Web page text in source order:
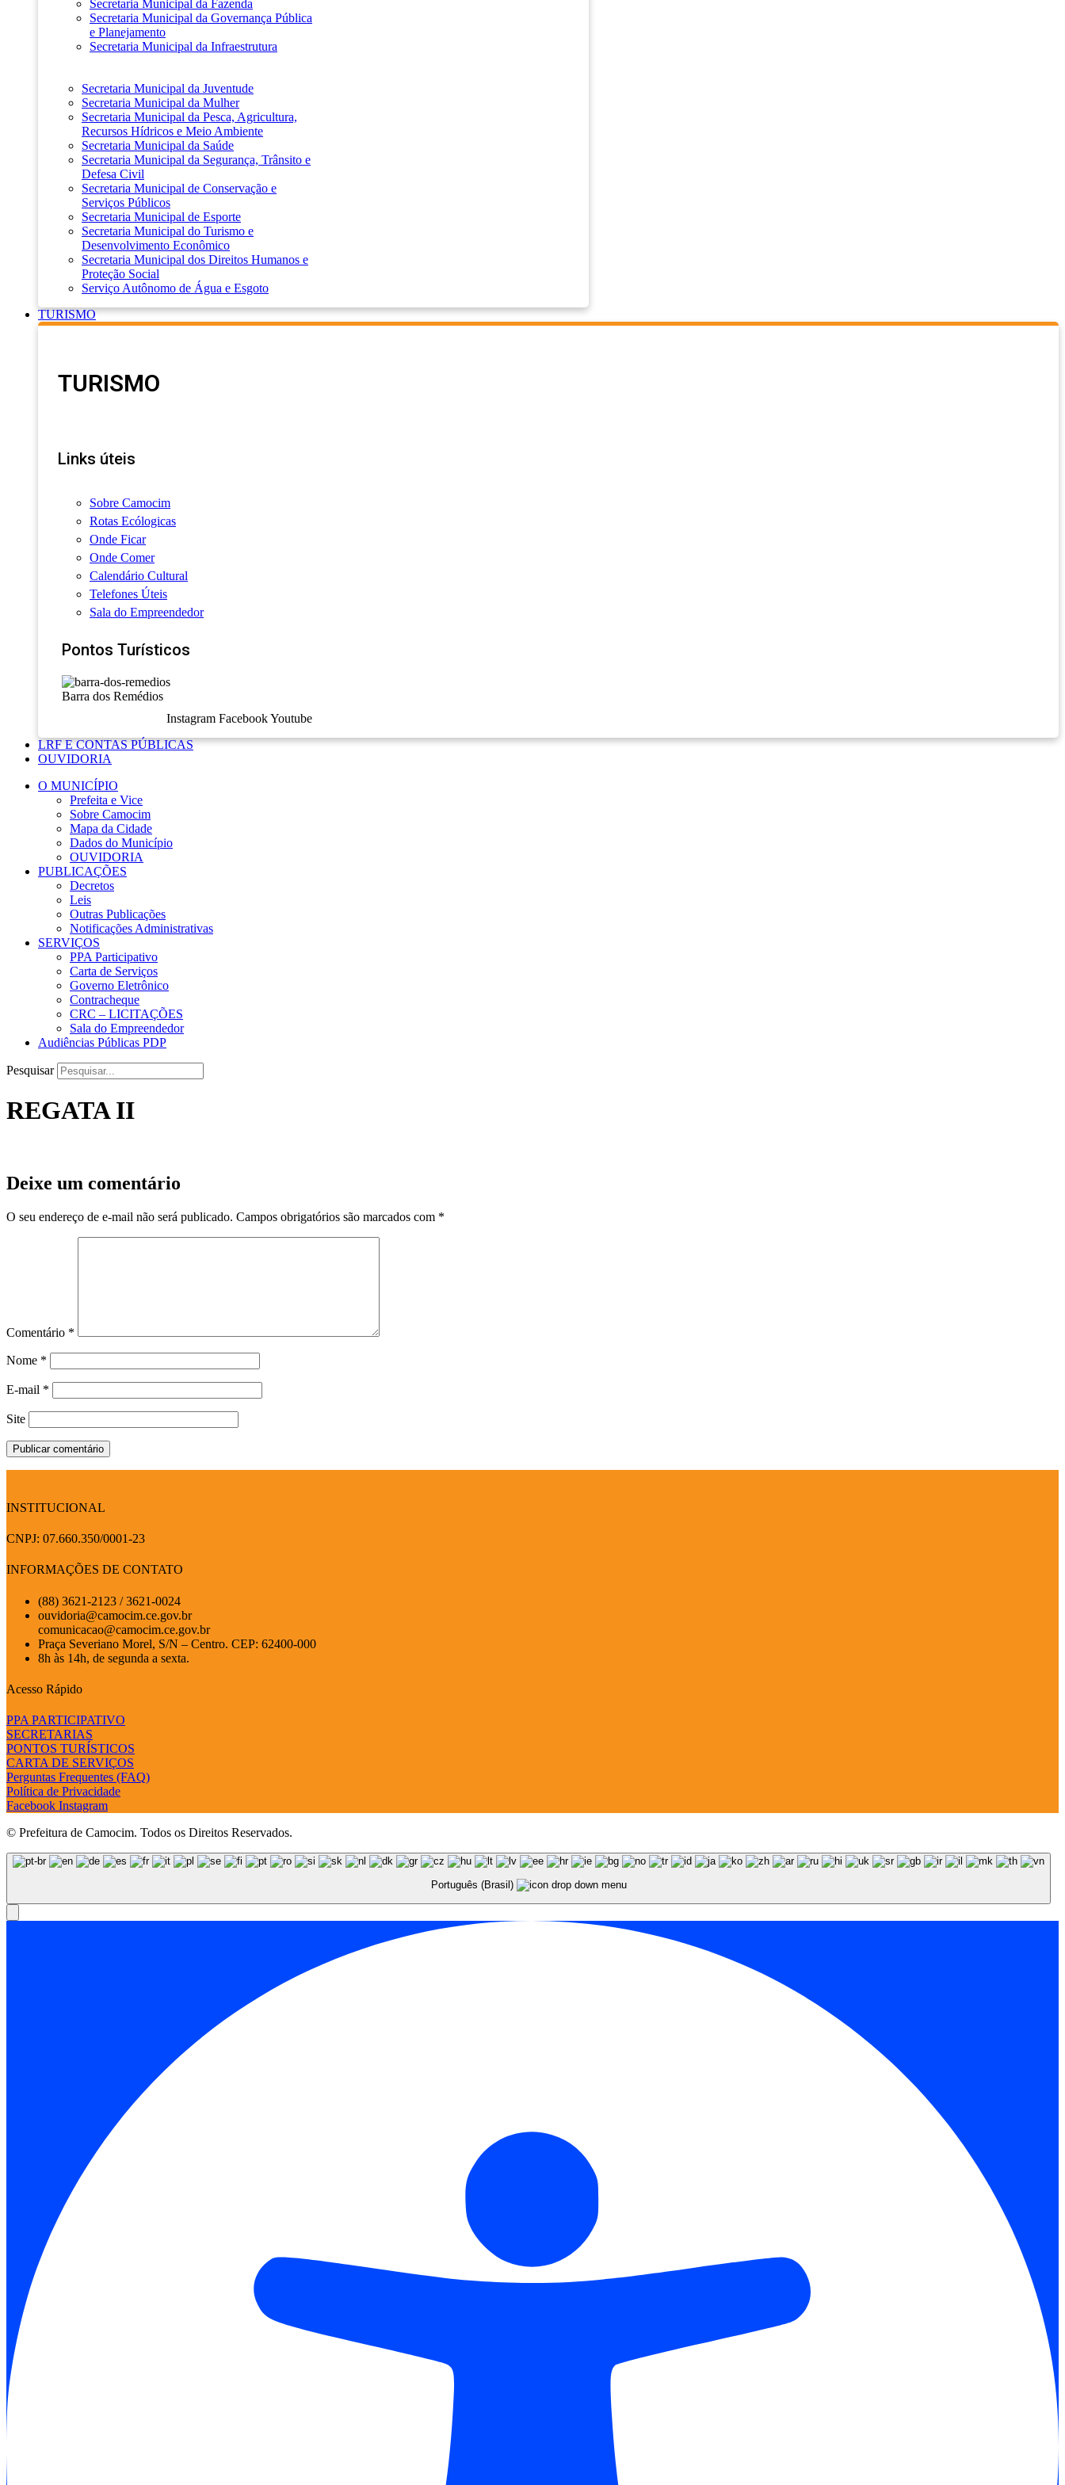
Secretaria Municipal da Fazenda
Secretaria Municipal da Governança Pública
e Planejamento
Secretaria Municipal da Infraestrutura
Secretaria Municipal da Juventude
Secretaria Municipal da Mulher
Secretaria Municipal da Pesca, Agricultura,
Recursos Hídricos e Meio Ambiente
Secretaria Municipal da Saúde
Secretaria Municipal da Segurança, Trânsito e
Defesa Civil
Secretaria Municipal de Conservação e
Serviços Públicos
Secretaria Municipal de Esporte
Secretaria Municipal do Turismo e
Desenvolvimento Econômico
Secretaria Municipal dos Direitos Humanos e
Proteção Social
Serviço Autônomo de Água e Esgoto
TURISMO
TURISMO
Links úteis
Sobre Camocim
Rotas Ecólogicas
Onde Ficar
Onde Comer
Calendário Cultural
Telefones Úteis
Sala do Empreendedor
Pontos Turísticos
Barra dos Remédios
Instagram FacebookYoutube
LRF E CONTAS PÚBLICAS
OUVIDORIA
O MUNICÍPIO
Prefeita e Vice
Sobre Camocim
Mapa da Cidade
Dados do Município
OUVIDORIA
PUBLICAÇÕES
Decretos
Leis
Outras Publicações
Notificações Administrativas
SERVIÇOS
PPA Participativo
Carta de Serviços
Governo Eletrônico
Contracheque
CRC – LICITAÇÕES
Sala do Empreendedor
Audiências Públicas PDP
Pesquisar
REGATA II
Deixe um comentário
O seu endereço de e-mail não será publicado. Campos obrigatórios são marcados com *
Comentário *
Nome *
E-mail *
Site
INSTITUCIONAL
CNPJ: 07.660.350/0001-23
INFORMAÇÕES DE CONTATO
(88) 3621-2123 / 3621-0024
ouvidoria@camocim.ce.gov.br
comunicacao@camocim.ce.gov.br
Praça Severiano Morel, S/N – Centro. CEP: 62400-000
8h às 14h, de segunda a sexta.
Acesso Rápido
PPA PARTICIPATIVO
SECRETARIAS
PONTOS TURÍSTICOS
CARTA DE SERVIÇOS
Perguntas Frequentes (FAQ)
Política de Privacidade
Facebook Instagram
© Prefeitura de Camocim. Todos os Direitos Reservados.
Português (Brasil)